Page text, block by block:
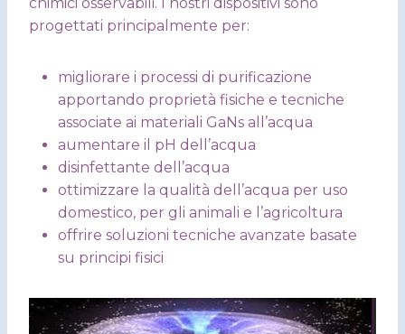
progettati principalmente per:
migliorare i processi di purificazione
apportando proprietà fisiche e tecniche
associate ai materiali GaNs all’acqua
aumentare il pH dell’acqua
disinfettante dell’acqua
ottimizzare la qualità dell’acqua per uso
domestico, per gli animali e l’agricoltura
offrire soluzioni tecniche avanzate basate
su principi fisici